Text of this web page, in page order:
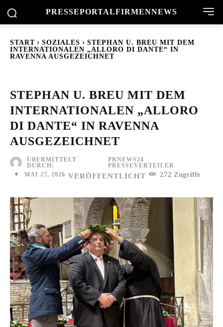
PRESSEPORTALFIRMENNEWS
START SOZIALES
STEPHAN U. BREU MIT DEM
INTERNATIONALEN „ALLORO DI DANTE“ IN
RAVENNA AUSGEZEICHNET
STEPHAN U. BREU MIT DEM
INTERNATIONALEN „ALLORO
DI DANTE“ IN RAVENNA
AUSGEZEICHNET
ÜBERMITTELT
DURCH:
PRNEWS24
PRESSEVERTEILER
MAI 27, 2026 VERÖFFENTLICHT 272 Zugriffe